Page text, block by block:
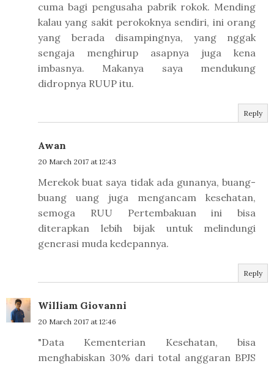
cuma bagi pengusaha pabrik rokok. Mending
kalau yang sakit perokoknya sendiri, ini orang
yang berada disampingnya, yang nggak
sengaja menghirup asapnya juga kena
imbasnya. Makanya saya mendukung
didropnya RUUP itu.
Reply
Awan
20 March 2017 at 12:43
Merekok buat saya tidak ada gunanya, buang-
buang uang juga mengancam kesehatan,
semoga RUU Pertembakuan ini bisa
diterapkan lebih bijak untuk melindungi
generasi muda kedepannya.
Reply
William Giovanni
20 March 2017 at 12:46
"Data Kementerian Kesehatan, bisa
menghabiskan 30% dari total anggaran BPJS